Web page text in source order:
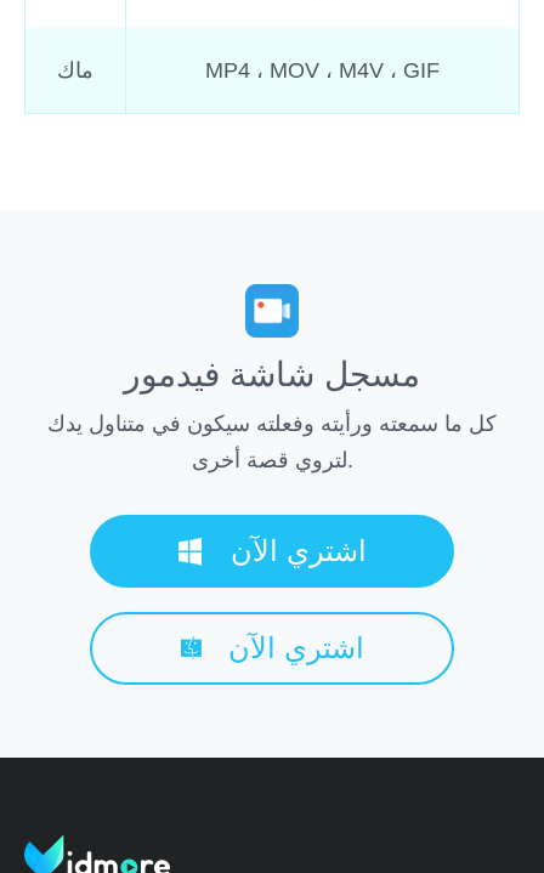
ماك MP4 ، MOV ، M4V ، GIF
مسجل شاشة فيدمور
كل ما سمعته ورأيته وفعلته سيكون في متناول يدك
لتروي قصة أخرى.
اشتري الآن
اشتري الآن